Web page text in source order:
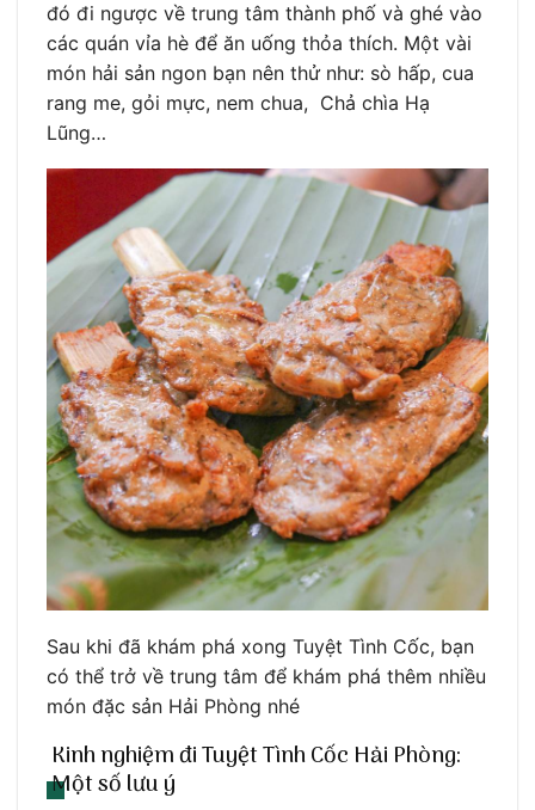
đó đi ngược về trung tâm thành phố và ghé vào
các quán vỉa hè để ăn uống thỏa thích. Một vài
món hải sản ngon bạn nên thử như: sò hấp, cua
rang me, gỏi mực, nem chua, Chả chìa Hạ
Lũng…
Sau khi đã khám phá xong Tuyệt Tình Cốc, bạn
có thể trở về trung tâm để khám phá thêm nhiều
món đặc sản Hải Phòng nhé
Kinh nghiệm đi Tuyệt Tình Cốc Hải Phòng:
Một số lưu ý